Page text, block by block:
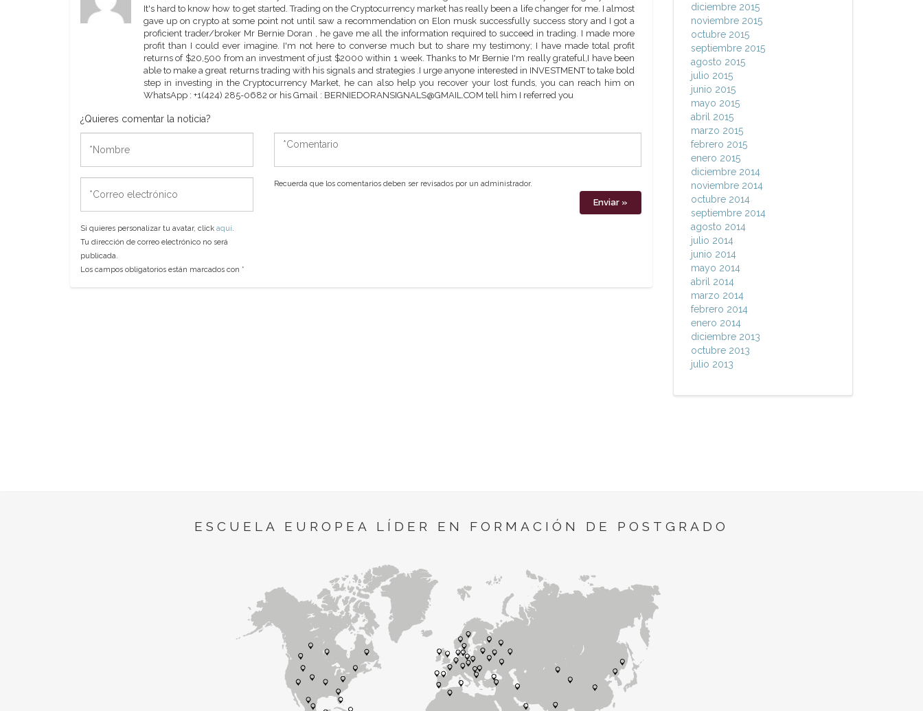
It's hard to know how to get started. Trading on the Cryptocurrency market has really been a life changer for me. I almost
gave up on crypto at some point not until saw a recommendation on Elon musk successfully success story and I got a
proficient trader/broker Mr Bernie Doran , he gave me all the information required to succeed in trading. I made more
profit than I could ever imagine. I'm not here to converse much but to share my testimony; I have made total profit
returns of $20,500 from an investment of just $2000 within 1 week. Thanks to Mr Bernie I'm really grateful,I have been
able to make a great returns trading with his signals and strategies .I urge anyone interested in INVESTMENT to take bold
step in investing in the Cryptocurrency Market, he can also help you recover your lost funds, you can reach him on
WhatsApp : +1(424) 285-0682 or his Gmail : BERNIEDORANSIGNALS@GMAIL.COM tell him I referred you
¿Quieres comentar la noticia?
electrónico
Si quieres personalizar tu avatar, click aquí
Tu dirección de correo electrónico no será
publicada.
Los campos obligatorios están marcados con *
*Comentario
Recuerda que los comentarios deben ser revisados por un administrador.
diciembre 2015
noviembre 2015
octubre 2015
septiembre 2015
agosto 2015
julio 2015
junio 2015
mayo 2015
abril 2015
marzo 2015
febrero 2015
enero 2015
diciembre 2014
noviembre 2014
octubre 2014
septiembre 2014
agosto 2014
julio 2014
junio 2014
mayo 2014
abril 2014
marzo 2014
febrero 2014
enero 2014
diciembre 2013
octubre 2013
julio 2013
ESCUELA EUROPEA LÍDER EN FORMACIÓN DE POSTGRADO